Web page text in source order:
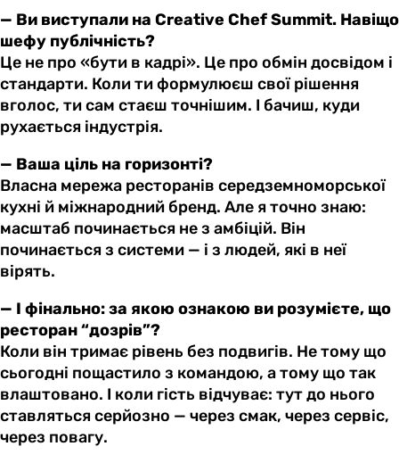
— Ви виступали на Creative Chef Summit. Навіщо
шефу публічність?
Це не про «бути в кадрі». Це про обмін досвідом і
стандарти. Коли ти формулюєш свої рішення
вголос, ти сам стаєш точнішим. І бачиш, куди
рухається індустрія.
— Ваша ціль на горизонті?
Власна мережа ресторанів середземноморської
кухні й міжнародний бренд. Але я точно знаю:
масштаб починається не з амбіцій. Він
починається з системи — і з людей, які в неї
вірять.
— І фінально: за якою ознакою ви розумієте, що
ресторан “дозрів”?
Коли він тримає рівень без подвигів. Не тому що
сьогодні пощастило з командою, а тому що так
влаштовано. І коли гість відчуває: тут до нього
ставляться серйозно — через смак, через сервіс,
через повагу.